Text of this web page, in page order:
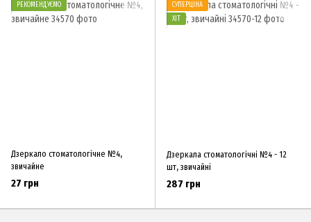
РЕКОМЕНДУЄМО
Дзеркало стоматологічне №4,
звичайне
27 грн
СУПЕРЦІНА
ХІТ
Дзеркала стоматологічні №4 - 12
шт, звичайні
287 грн